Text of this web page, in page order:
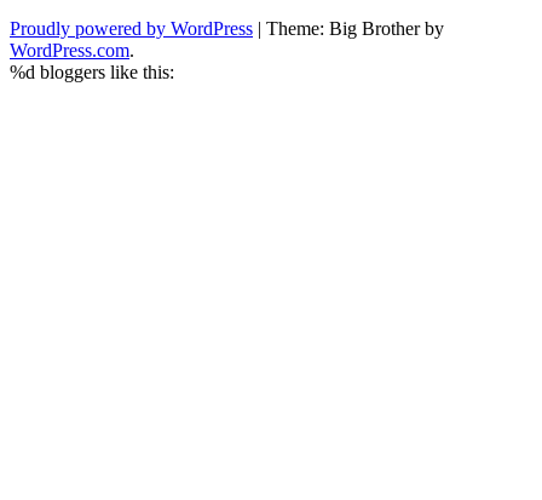
Proudly powered by WordPress | Theme: Big Brother by
WordPress.com.
%d bloggers like this: